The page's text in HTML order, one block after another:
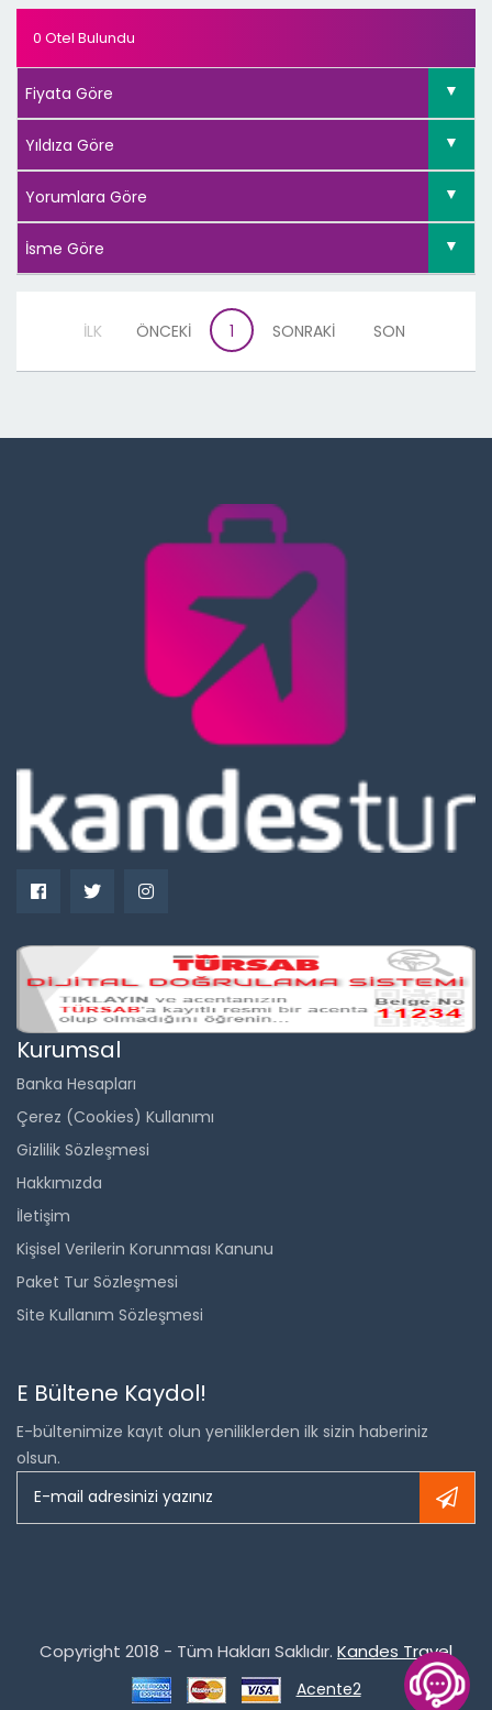
0 Otel Bulundu
İLK ÖNCEKİ 1 SONRAKİ SON
Kurumsal
Banka Hesapları
Çerez (Cookies) Kullanımı
Gizlilik Sözleşmesi
Hakkımızda
İletişim
Kişisel Verilerin Korunması Kanunu
Paket Tur Sözleşmesi
Site Kullanım Sözleşmesi
E Bültene Kaydol!
E-bültenimize kayıt olun yeniliklerden ilk sizin haberiniz
olsun.
Copyright 2018 - Tüm Hakları Saklıdır. Kandes Travel
Acente2